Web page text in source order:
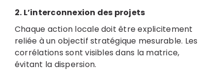
2. L’interconnexion des projets
Chaque action locale doit être explicitement
reliée à un objectif stratégique mesurable. Les
corrélations sont visibles dans la matrice,
évitant la dispersion.